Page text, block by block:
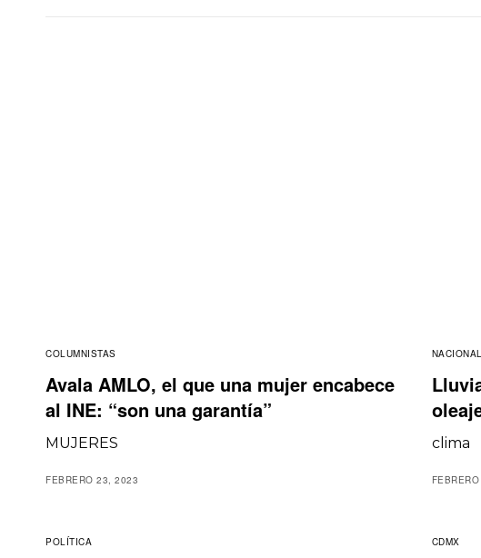
COLUMNISTAS
Avala AMLO, el que una mujer encabece
al INE: “son una garantía”
MUJERES
FEBRERO 23, 2023
NACIONAL
clima
POLÍTICA CDMX